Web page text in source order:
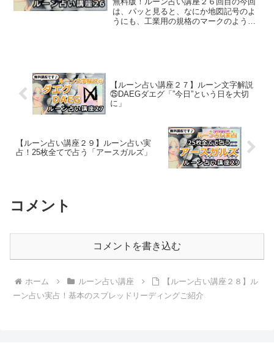
は、パッと見ると、なにか地図記号のよ
うにも、工業用の規格のマークのように
【ルーン占い講座２７】ルーン文字解説
㉕DAEGダエグ「”今日”という日を大切
に」
【ルーン占い講座２９】ルーン占い実
占！25枚全てで占う「アースガルズ」
コメント
コメントを書き込む
ホーム ルーン占い講座
【ルーン占い講座２８】ル
ーン占い実占！基本のスプレッドリーディングご紹介